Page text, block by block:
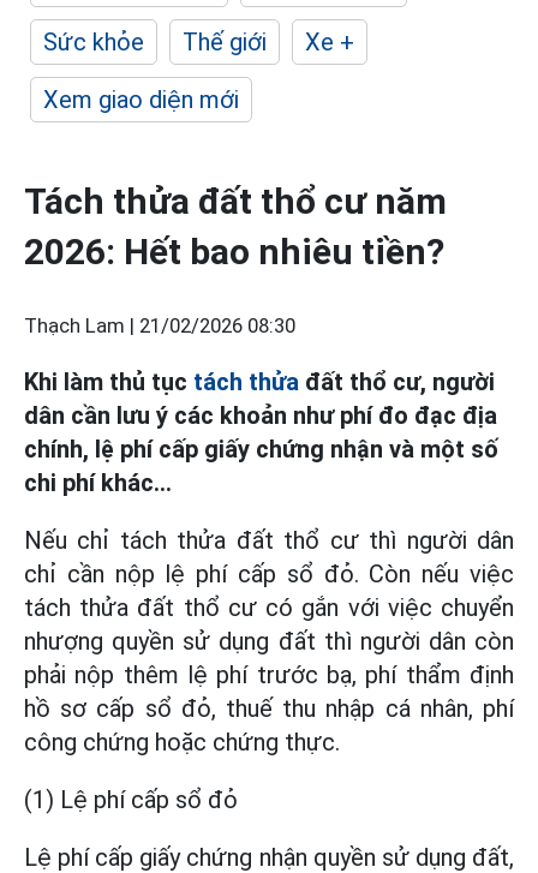
Sức khỏe
Thế giới
Xe +
Xem giao diện mới
Tách thửa đất thổ cư năm
2026: Hết bao nhiêu tiền?
Thạch Lam | 21/02/2026 08:30
Khi làm thủ tục tách thửa đất thổ cư, người
dân cần lưu ý các khoản như phí đo đạc địa
chính, lệ phí cấp giấy chứng nhận và một số
chi phí khác...
Nếu chỉ tách thửa đất thổ cư thì người dân
chỉ cần nộp lệ phí cấp sổ đỏ. Còn nếu việc
tách thửa đất thổ cư có gắn với việc chuyển
nhượng quyền sử dụng đất thì người dân còn
phải nộp thêm lệ phí trước bạ, phí thẩm định
hồ sơ cấp sổ đỏ, thuế thu nhập cá nhân, phí
công chứng hoặc chứng thực.
(1) Lệ phí cấp sổ đỏ
Lệ phí cấp giấy chứng nhận quyền sử dụng đất,